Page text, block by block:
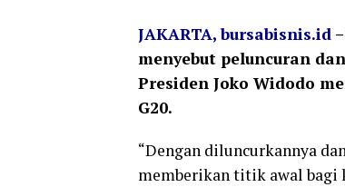
JAKARTA, bursabisnis.id
menyebut peluncuran
Presiden Joko Widodo
G20.
“Dengan diluncurkannya
memberikan titik awal bagi